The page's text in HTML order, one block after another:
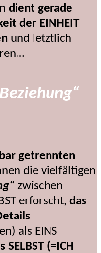
dient gerade
der EINHEIT
und letztlich
getrennten
die vielfältigen
zwischen
erforscht, das
als EINS
SELBST (=ICH